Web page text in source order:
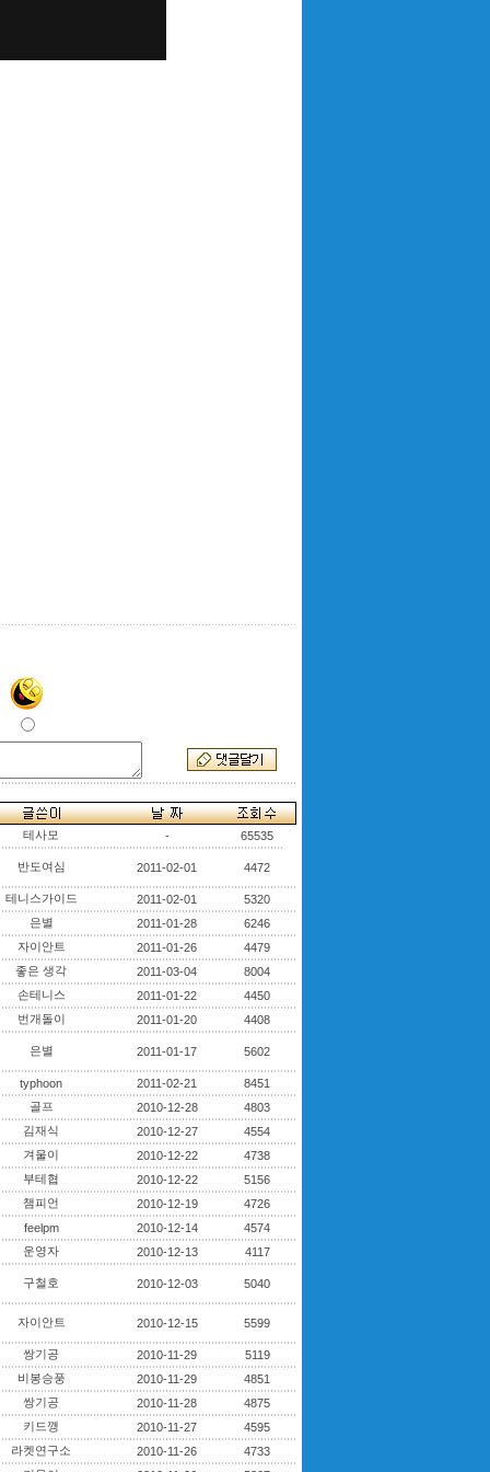
테사모 - 65535
반도여심 2011-02-01 4472
테니스가이드 2011-02-01
5320
은별
2011-01-28
6246
자이안트
2011-01-26
4479
좋은 생각
2011-03-04
8004
손테니스
2011-01-22
4450
번개돌이
2011-01-20 4408
은별 2011-01-17 5602
typhoon 2011-02-21
8451
골프
2010-12-28
4803
김재식
2010-12-27
4554
겨울이
2010-12-22
4738
부테협
2010-12-22
5156
챔피언
2010-12-19
4726
feelpm
2010-12-14
4574
운영자
2010-12-13 4117
구철호 2010-12-03 5040
자이안트 2010-12-15 5599
쌍기공 2010-11-29
5119
비봉승풍
2010-11-29
4851
쌍기공
2010-11-28
4875
키드깽
2010-11-27
4595
라켓연구소
2010-11-26
4733